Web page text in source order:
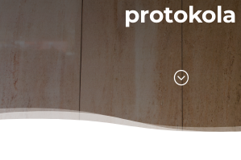
protokola
;